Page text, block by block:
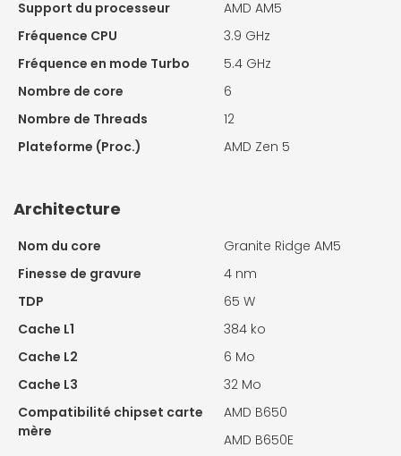
Support du processeur
AMD AM5
Fréquence CPU
3.9 GHz
Fréquence en mode Turbo
5.4 GHz
Nombre de core
6
Nombre de Threads
12
Plateforme (Proc.)
AMD Zen 5
Architecture
Nom du core
Granite Ridge AM5
Finesse de gravure
4 nm
TDP
65 W
Cache L1
384 ko
Cache L2
6 Mo
Cache L3
32 Mo
Compatibilité chipset carte
mère
AMD B650
AMD B650E